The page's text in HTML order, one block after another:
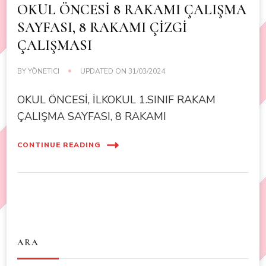
OKUL ÖNCESİ 8 RAKAMI ÇALIŞMA
SAYFASI, 8 RAKAMI ÇİZGİ
ÇALIŞMASI
BYYÖNETICI UPDATED ON 31/03/2024
OKUL ÖNCESİ, İLKOKUL 1.SINIF RAKAM
ÇALIŞMA SAYFASI, 8 RAKAMI
CONTINUE READING
ARA